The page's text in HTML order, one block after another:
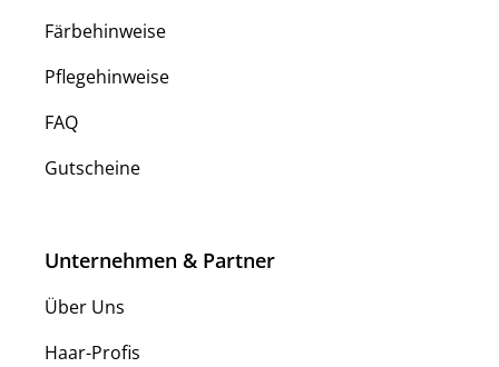
Färbehinweise
Pflegehinweise
FAQ
Gutscheine
Unternehmen & Partner
Über Uns
Haar-Profis